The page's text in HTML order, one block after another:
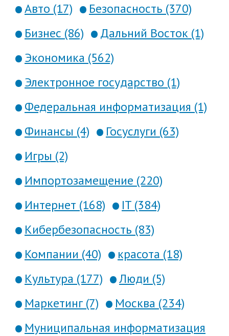
Авто (17)
Безопасность (370)
Бизнес (86)
Дальний Восток (1)
Экономика (562)
Электронное государство (1)
Федеральная информатизация (1)
Финансы (4)
Госуслуги (63)
Игры (2)
Импортозамещение (220)
Интернет (168)
IT (384)
Кибербезопасность (83)
Компании (40)
красота (18)
Культура (177)
Люди (5)
Маркетинг (7)
Москва (234)
Муниципальная информатизация